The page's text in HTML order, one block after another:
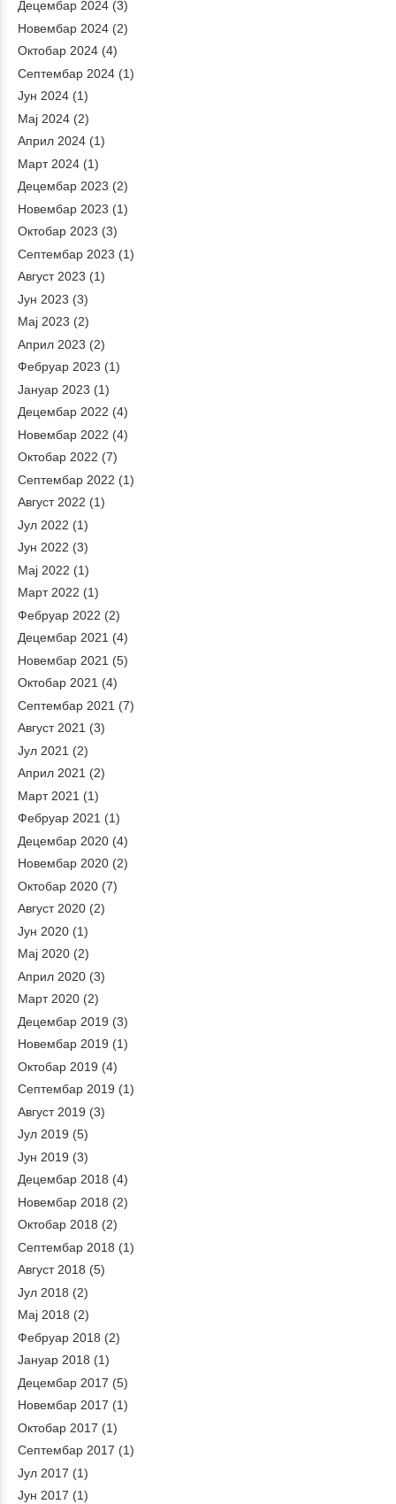
Децембар 2024 (3)
Новембар 2024 (2)
Октобар 2024 (4)
Септембар 2024 (1)
Јун 2024 (1)
Мај 2024 (2)
Април 2024 (1)
Март 2024 (1)
Децембар 2023 (2)
Новембар 2023 (1)
Октобар 2023 (3)
Септембар 2023 (1)
Август 2023 (1)
Јун 2023 (3)
Мај 2023 (2)
Април 2023 (2)
Фебруар 2023 (1)
Јануар 2023 (1)
Децембар 2022 (4)
Новембар 2022 (4)
Октобар 2022 (7)
Септембар 2022 (1)
Август 2022 (1)
Јул 2022 (1)
Јун 2022 (3)
Мај 2022 (1)
Март 2022 (1)
Фебруар 2022 (2)
Децембар 2021 (4)
Новембар 2021 (5)
Октобар 2021 (4)
Септембар 2021 (7)
Август 2021 (3)
Јул 2021 (2)
Април 2021 (2)
Март 2021 (1)
Фебруар 2021 (1)
Децембар 2020 (4)
Новембар 2020 (2)
Октобар 2020 (7)
Август 2020 (2)
Јун 2020 (1)
Мај 2020 (2)
Април 2020 (3)
Март 2020 (2)
Децембар 2019 (3)
Новембар 2019 (1)
Октобар 2019 (4)
Септембар 2019 (1)
Август 2019 (3)
Јул 2019 (5)
Јун 2019 (3)
Децембар 2018 (4)
Новембар 2018 (2)
Октобар 2018 (2)
Септембар 2018 (1)
Август 2018 (5)
Јул 2018 (2)
Мај 2018 (2)
Фебруар 2018 (2)
Јануар 2018 (1)
Децембар 2017 (5)
Новембар 2017 (1)
Октобар 2017 (1)
Септембар 2017 (1)
Јул 2017 (1)
Јун 2017 (1)